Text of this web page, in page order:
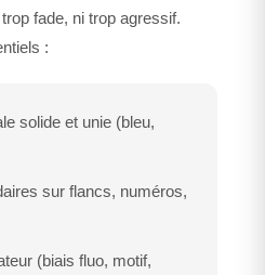
fade, ni trop agressif.
:
solide et unie (bleu,
sur flancs, numéros,
(biais fluo, motif,